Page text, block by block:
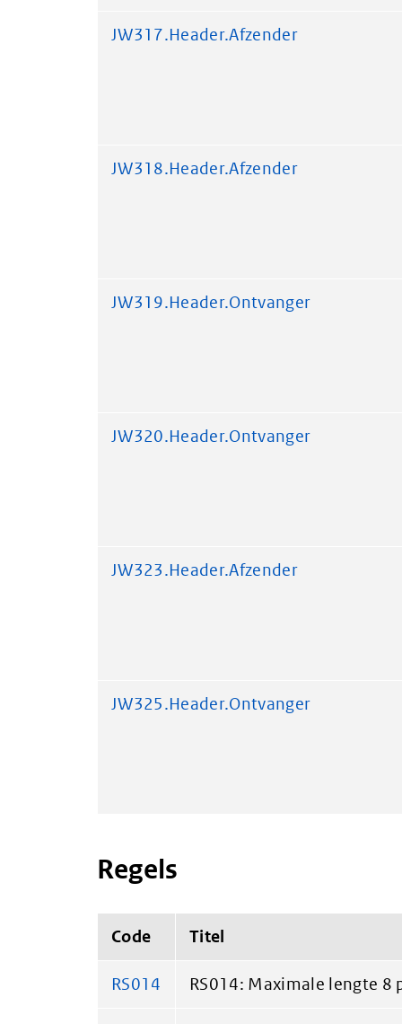
JW317.Header.Afzender
JW318.Header.Afzender
JW319.Header.Ontvanger
JW320.Header.Ontvanger
JW323.Header.Afzender
JW325.Header.Ontvanger
Regels
Code Titel
RS014 RS014: Maximale lengte 8